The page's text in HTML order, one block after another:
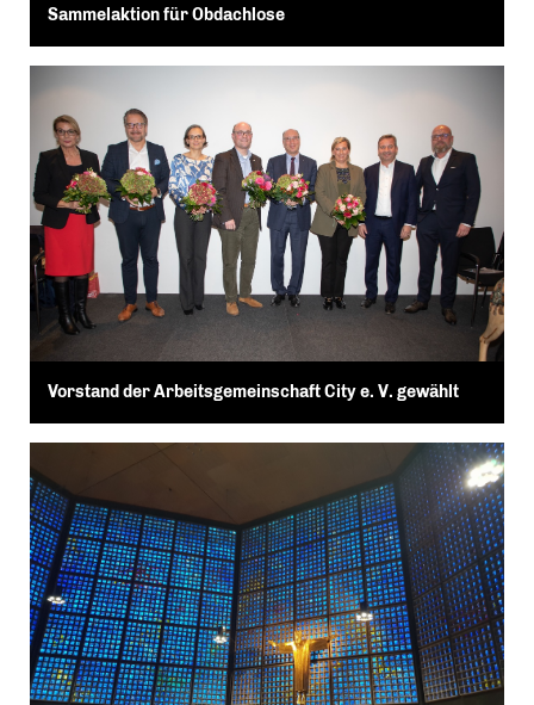
Sammelaktion für Obdachlose
Vorstand der Arbeitsgemeinschaft City e. V. gewählt